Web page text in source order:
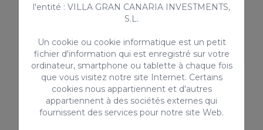
Paiement en espèces à l’arrivée
20:30 – 22:00 → 30 €
22:00 – 00:00 → 50 €
00:00 – 01:30 → 80 €
Informations de Location Vérifiée :
Code de licence touristique régionale :
l'entité : VILLA GRAN CANARIA INVESTMENTS,
S.L.
Un cookie ou cookie informatique est un petit
fichier d'information qui est enregistré sur votre
ordinateur, smartphone ou tablette à chaque fois
que vous visitez notre site Internet. Certains
cookies nous appartiennent et d'autres
appartiennent à des sociétés externes qui
fournissent des services pour notre site Web.